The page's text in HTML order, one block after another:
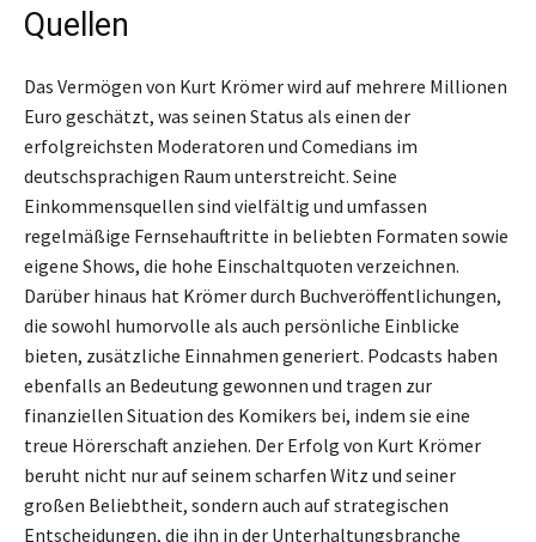
Quellen
Das Vermögen von Kurt Krömer wird auf mehrere Millionen
Euro geschätzt, was seinen Status als einen der
erfolgreichsten Moderatoren und Comedians im
deutschsprachigen Raum unterstreicht. Seine
Einkommensquellen sind vielfältig und umfassen
regelmäßige Fernsehauftritte in beliebten Formaten sowie
eigene Shows, die hohe Einschaltquoten verzeichnen.
Darüber hinaus hat Krömer durch Buchveröffentlichungen,
die sowohl humorvolle als auch persönliche Einblicke
bieten, zusätzliche Einnahmen generiert. Podcasts haben
ebenfalls an Bedeutung gewonnen und tragen zur
finanziellen Situation des Komikers bei, indem sie eine
treue Hörerschaft anziehen. Der Erfolg von Kurt Krömer
beruht nicht nur auf seinem scharfen Witz und seiner
großen Beliebtheit, sondern auch auf strategischen
Entscheidungen, die ihn in der Unterhaltungsbranche